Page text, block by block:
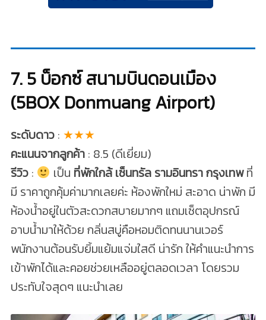
7. 5 บ็อกซ์ สนามบินดอนเมือง
(5BOX Donmuang Airport)
ระดับดาว: ★★★
คะแนนจากลูกค้า: 8.5 (ดีเยี่ยม)
รีวิว: เป็น ที่พักใกล้ เซ็นทรัล รามอินทรา กรุงเทพที่
มี ราคาถูกคุ้มค่ามากเลยค่ะ ห้องพักใหม่ สะอาด น่าพัก มี
ห้องน้ำอยู่ในตัวสะดวกสบายมากๆ แถมเซ็ตอุปกรณ์
อาบน้ำมาให้ด้วย กลิ่นสบู่คือหอมติดทนนานเวอร์
พนักงานต้อนรับยิ้มแย้มแจ่มใสดี น่ารัก ให้คำแนะนำการ
เข้าพักได้และคอยช่วยเหลืออยู่ตลอดเวลา โดยรวม
ประทับใจสุดๆ แนะนำเลย